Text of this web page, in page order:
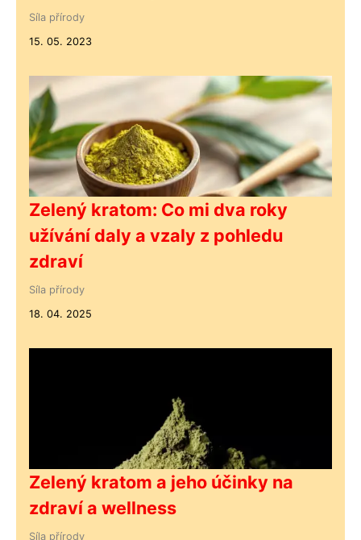
Síla přírody
15. 05. 2023
Zelený kratom: Co mi dva roky
užívání daly a vzaly z pohledu
zdraví
Síla přírody
18. 04. 2025
Zelený kratom a jeho účinky na
zdraví a wellness
Síla přírody